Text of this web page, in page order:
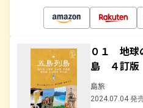
０１ 地
島 ４訂版
島旅
2024.07.04 発